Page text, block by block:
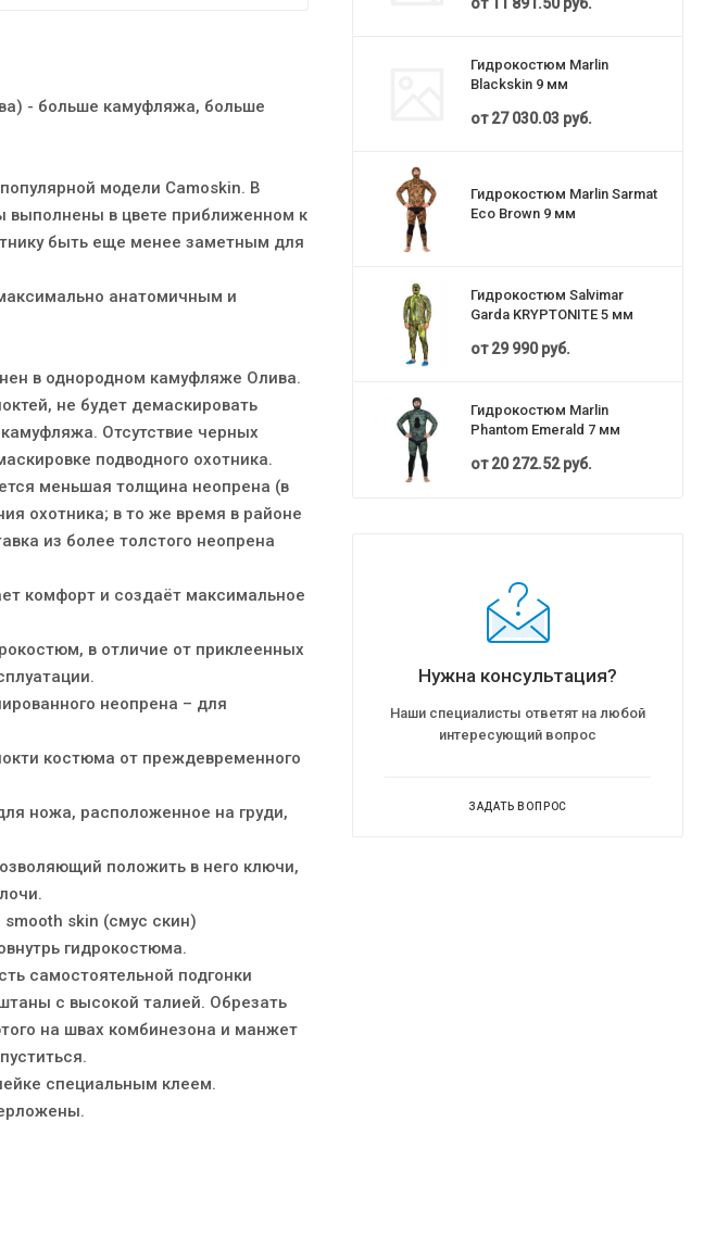
- больше камуфляжа, больше
модели Camoskin. В
выполнены в цвете приближенном к
быть еще менее заметным для
анатомичным и
в однородном камуфляже Олива.
не будет демаскировать
Отсутствие черных
подводного охотника.
меньшая толщина неопрена (в
охотника; в то же время в районе
из более толстого неопрена
комфорт и создаёт максимальное
в отличие от приклеенных
неопрена – для
костюма от преждевременного
ножа, расположенное на груди,
положить в него ключи,
skin (смус скин)
гидрокостюма.
самостоятельной подгонки
с высокой талией. Обрезать
на швах комбинезона и манжет
специальным клеем.
Гидрокостюм Marlin
Blackskin 9 мм
от27 030.03 руб.
Гидрокостюм Marlin Sarmat
Eco Brown 9 мм
Гидрокостюм Salvimar
Garda KRYPTONITE 5 мм
от29 990 руб.
Гидрокостюм Marlin
Phantom Emerald 7 мм
от20 272.52 руб.
Нужна консультация?
Наши специалисты ответят на любой
интересующий вопрос
ЗАДАТЬ ВОПРОС